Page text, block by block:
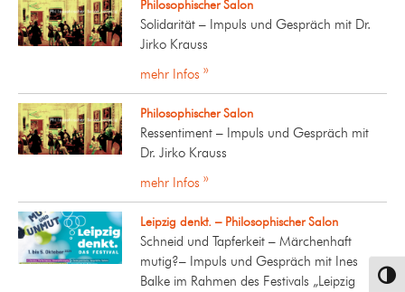
Philosophischer Salon
Solidarität – Impuls und Gespräch mit Dr.
Jirko Krauss
mehr Infos »
Philosophischer Salon
Ressentiment – Impuls und Gespräch mit
Dr. Jirko Krauss
mehr Infos »
Leipzig denkt. – Philosophischer Salon
Schneid und Tapferkeit – Märchenhaft
mutig?– Impuls und Gespräch mit Ines
Balke im Rahmen des Festivals „Leipzig